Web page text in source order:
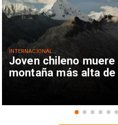
Joven chileno
montaña más alta
INTERNACIONAL